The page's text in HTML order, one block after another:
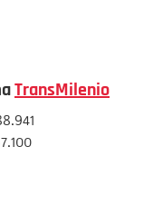
TransMilenio